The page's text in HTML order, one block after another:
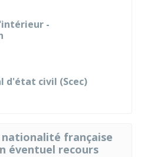
-
d'état civil (Scec)
française
éventuel recours